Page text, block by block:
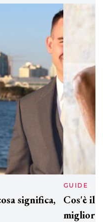
significa,
GUIDE